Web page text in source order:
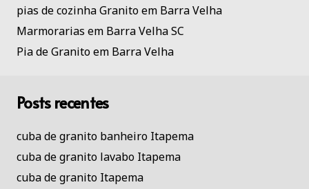
pias de cozinha Granito em Barra Velha
Marmorarias em Barra Velha SC
Pia de Granito em Barra Velha
Posts recentes
cuba de granito banheiro Itapema
cuba de granito lavabo Itapema
cuba de granito Itapema